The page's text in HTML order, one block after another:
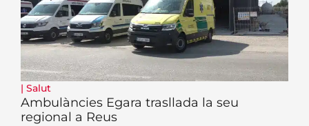
| Salut
Ambulàncies Egara trasllada la seu
regional a Reus